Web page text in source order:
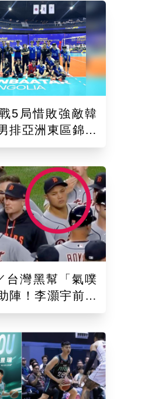
5局惜敗強敵韓
排亞洲東區錦標
本交手拚晉4強戰
台灣黑幫「氣噗
陣！李灝宇前輩
引爆大場面」